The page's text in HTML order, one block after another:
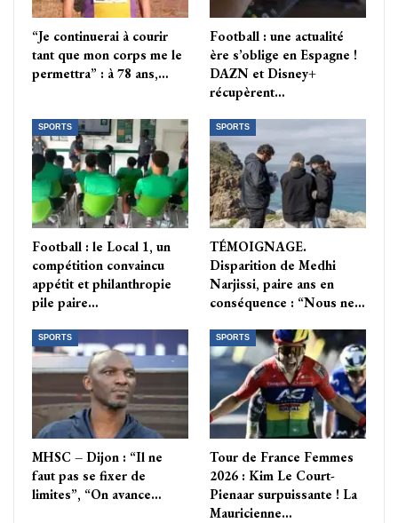
“Je continuerai à courir
tant que mon corps me le
permettra” : à 78 ans,…
Football : une actualité
ère s’oblige en Espagne !
DAZN et Disney+
récupèrent…
SPORTS
Football : le Local 1, un
compétition convaincu
appétit et philanthropie
pile paire…
SPORTS
TÉMOIGNAGE.
Disparition de Medhi
Narjissi, paire ans en
conséquence : “Nous ne…
SPORTS
MHSC – Dijon : “Il ne
faut pas se fixer de
limites”, “On avance…
SPORTS
Tour de France Femmes
2026 : Kim Le Court-
Pienaar surpuissante ! La
Mauricienne…